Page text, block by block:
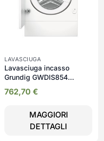
LAVASCIUGA
Lavasciuga incasso
Grundig GWDIS854
5 kg 1400 giri
762,70 €
MAGGIORI
DETTAGLI